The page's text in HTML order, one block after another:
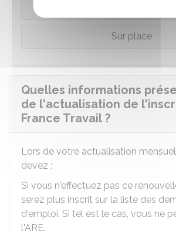
Sur place
Quelles informations
de l'actualisation de
France Travail ?
Lors de votre actualisation
devez :
Si vous n'effectuez pas ce
serez plus inscrit sur la liste des
d'emploi. Si tel est le cas, vous ne
l'ARE.